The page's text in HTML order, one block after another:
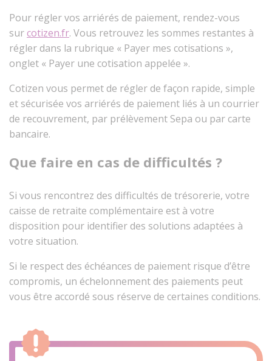
Pour régler vos arriérés de paiement, rendez-vous
surcotizen.fr. Vous retrouvez les sommes restantes à
régler dans la rubrique « Payer mes cotisations »,
onglet « Payer une cotisation appelée ».
Cotizen vous permet de régler de façon rapide, simple
et sécurisée vos arriérés de paiement liés à un courrier
de recouvrement, par prélèvement Sepa ou par carte
bancaire.
Que faire en cas de difficultés ?
Si vous rencontrez des difficultés de trésorerie, votre
caisse de retraite complémentaire est à votre
disposition pour identifier des solutions adaptées à
votre situation.
Si le respect des échéances de paiement risque d’être
compromis, un échelonnement des paiements peut
vous être accordé sous réserve de certaines conditions.